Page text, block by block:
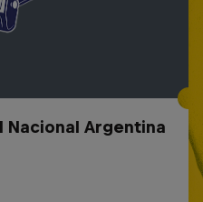
Nacional Argentina